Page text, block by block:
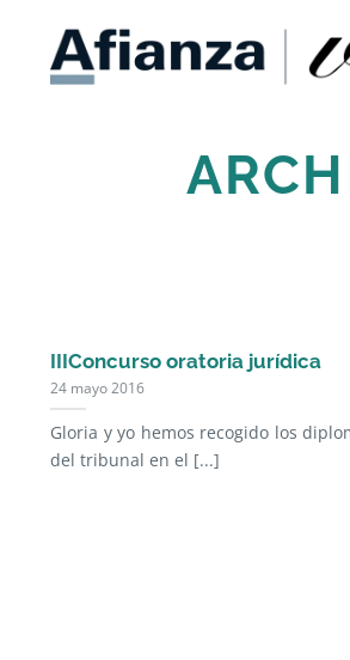
contenido
IIIConcurso oratoria jurídica
24 mayo 2016
Gloria y yo hemos recogido los
del tribunal en el [...]